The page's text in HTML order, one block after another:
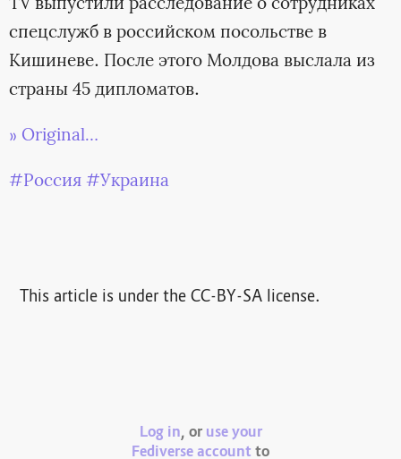
спецслужб в российском посольстве в
Кишиневе. После этого Молдова выслала из
страны 45 дипломатов.
» Original…
#Россия#Украина
This article is under the CC-BY-SA license.
Log in, or use your
Fediverse account to